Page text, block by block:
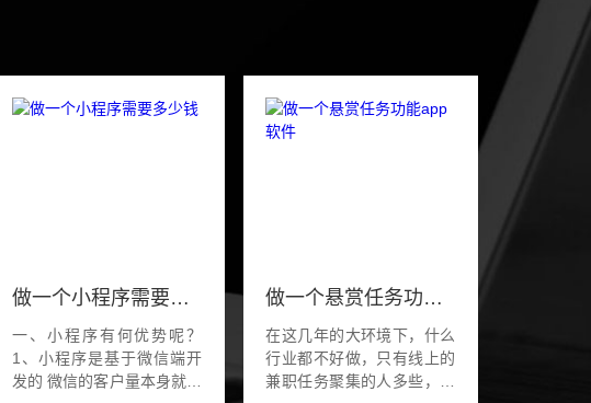
做一个小程序需要多少钱
一、小程序有何优势呢？
1、小程序是基于微信端开
发的 微信的客户量本身就很
做一个悬赏任务功能app软件
在这几年的大环境下，什么
行业都不好做，只有线上的
兼职任务聚集的人多些，不